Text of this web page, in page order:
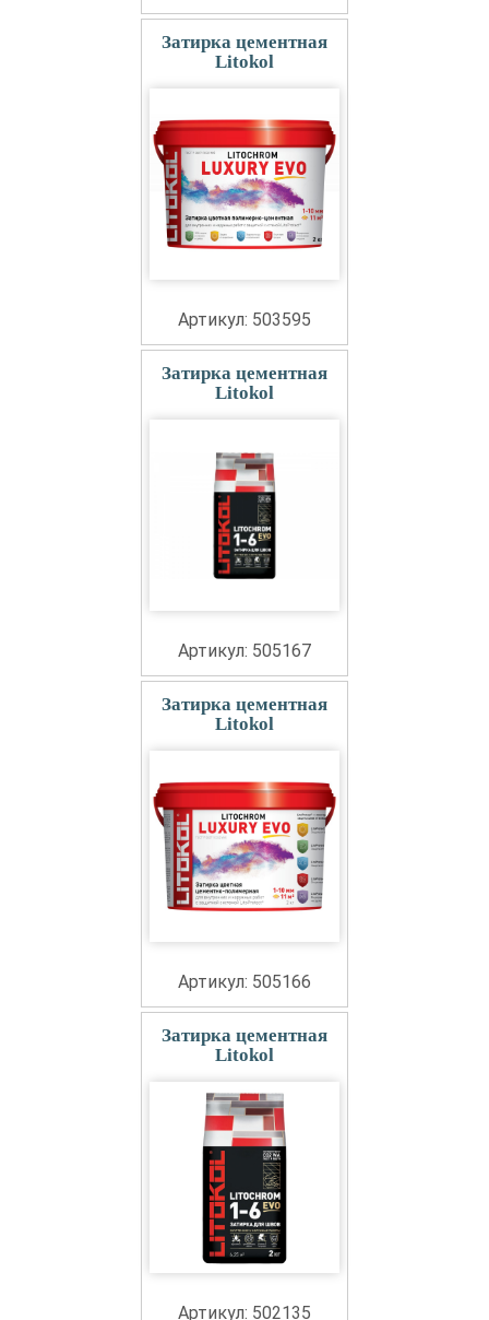
Затирка цементная
Litokol
Артикул: 503595
Затирка цементная
Litokol
Артикул: 505167
Затирка цементная
Litokol
Артикул: 505166
Затирка цементная
Litokol
Артикул: 502135